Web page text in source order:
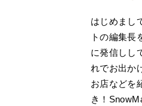
はじめまし
トの編集長
に発信しし
れでお出か
お店などを
き！